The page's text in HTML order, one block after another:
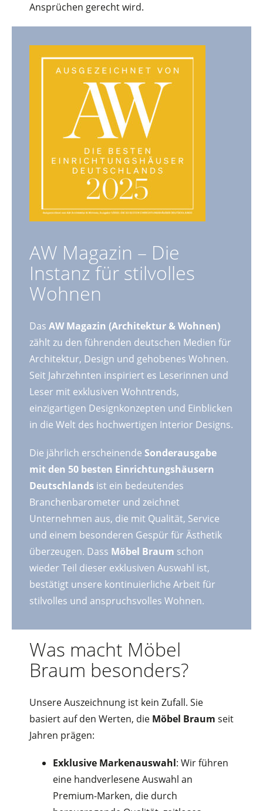
Ansprüchen gerecht wird.
AW Magazin – Die
Instanz für stilvolles
Wohnen
Das AW Magazin (Architektur & Wohnen)
zählt zu den führenden deutschen Medien für
Architektur, Design und gehobenes Wohnen.
Seit Jahrzehnten inspiriert es Leserinnen und
Leser mit exklusiven Wohntrends,
einzigartigen Designkonzepten und Einblicken
in die Welt des hochwertigen Interior Designs.
Die jährlich erscheinende Sonderausgabe
mit den 50 besten Einrichtungshäusern
Deutschlands ist ein bedeutendes
Branchenbarometer und zeichnet
Unternehmen aus, die mit Qualität, Service
und einem besonderen Gespür für Ästhetik
überzeugen. Dass Möbel Braum schon
wieder Teil dieser exklusiven Auswahl ist,
bestätigt unsere kontinuierliche Arbeit für
stilvolles und anspruchsvolles Wohnen.
Was macht Möbel
Braum besonders?
Unsere Auszeichnung ist kein Zufall. Sie
basiert auf den Werten, die Möbel Braum seit
Jahren prägen:
Exklusive Markenauswahl: Wir führen
eine handverlesene Auswahl an
Premium-Marken, die durch